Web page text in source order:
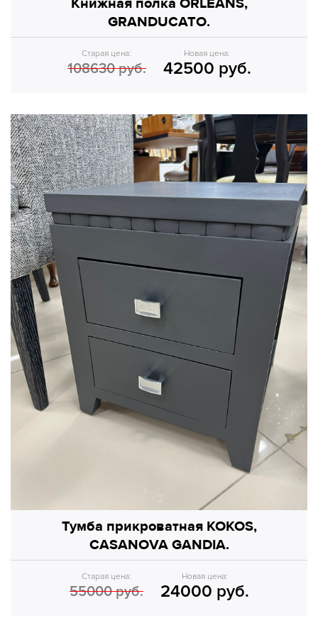
GRANDUCATO.
Старая цена:
108630 руб.
Новая цена:
42500 руб.
Тумба прикроватная KOKOS,
CASANOVA GANDIA.
Старая цена:
55000 руб.
Новая цена:
24000 руб.